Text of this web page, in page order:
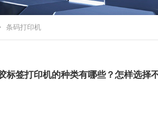
条码打印机
标签打印机的种类有哪些？怎样选择